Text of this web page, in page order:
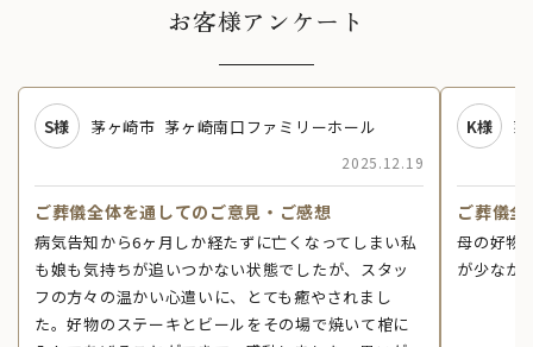
お客様アンケート
S様 茅ヶ崎市 茅ヶ崎南口ファミリーホール
2025.12.19
ご葬儀全体を通してのご意見・ご感想
病気告知から6ヶ月しか経たずに亡くなってしまい私
も娘も気持ちが追いつかない状態でしたが、スタッ
フの方々の温かい心遣いに、とても癒やされまし
た。好物のステーキとビールをその場で焼いて棺に
K様
ご葬儀
母の好物
が少なか